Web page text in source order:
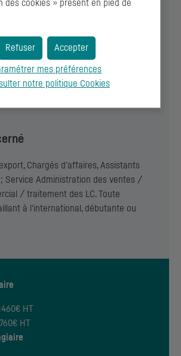
n'est nécessaire pour cette
formation
Chargés d'affaires, Assistants
Service Administration des ventes /
/ traitement des LC. Toute
à l'international, débutante ou
460€ HT
760€ HT
des cookies » présent en pied de
Accepter
Refuser
mes préférences
notre politique Cookies